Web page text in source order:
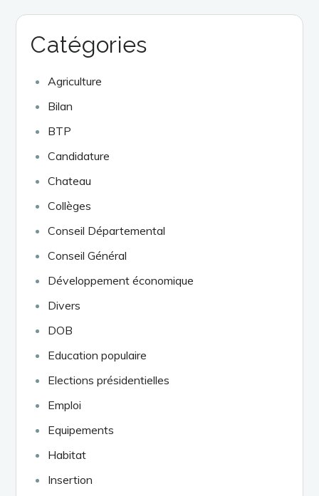
Catégories
Agriculture
Bilan
BTP
Candidature
Chateau
Collèges
Conseil Départemental
Conseil Général
Développement économique
Divers
DOB
Education populaire
Elections présidentielles
Emploi
Equipements
Habitat
Insertion